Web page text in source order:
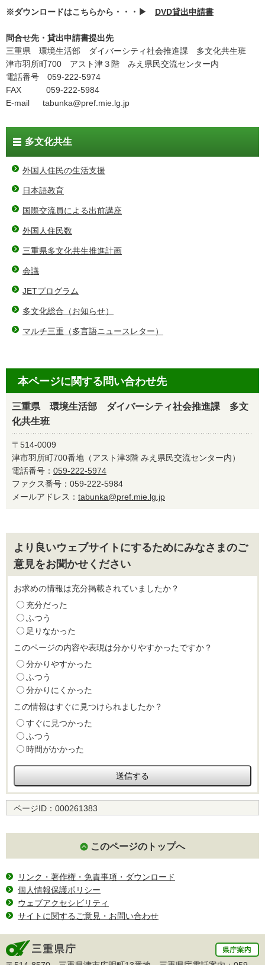
※ダウンロードはこちらから・・・▶ DVD貸出申請書
問合せ先・貸出申請書提出先
三重県 環境生活部 ダイバーシティ社会推進課 多文化共生班
津市羽所町700 アスト津３階 みえ県民交流センター内
電話番号 059-222-5974
FAX 059-222-5984
E-mail tabunka@pref.mie.lg.jp
多文化共生
外国人住民の生活支援
日本語教育
国際交流員による出前講座
外国人住民数
三重県多文化共生推進計画
会議
JETプログラム
多文化総合（お知らせ）
マルチ三重（多言語ニュースレター）
本ページに関する問い合わせ先
三重県 環境生活部 ダイバーシティ社会推進課 多文
化共生班
〒514-0009
津市羽所町700番地（アスト津3階 みえ県民交流センター内）
電話番号： 059-222-5974
ファクス番号：059-222-5984
メールアドレス： tabunka@pref.mie.lg.jp
より良いウェブサイトにするためにみなさまのご
意見をお聞かせください
お求めの情報は充分掲載されていましたか？
充分だった
ふつう
足りなかった
このページの内容や表現は分かりやすかったですか？
分かりやすかった
ふつう
分かりにくかった
この情報はすぐに見つけられましたか？
すぐに見つかった
ふつう
時間がかかった
ページID： 000261383
このページのトップへ
リンク・著作権・免責事項・ダウンロード
個人情報保護ポリシー
ウェブアクセシビリティ
サイトに関するご意見・お問い合わせ